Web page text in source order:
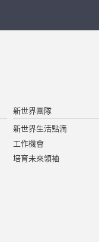
新世界團隊
新世界生活點滴
工作機會
培育未來領袖